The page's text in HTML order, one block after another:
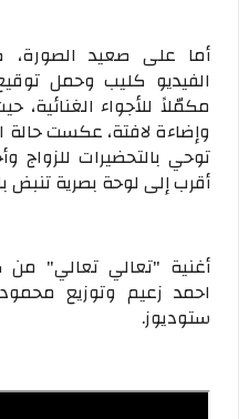
أما على صعيد الصورة،
الفيديو كليب وحمل
مكمّلاً للأجواء
وإضاءة لافتة، عكست
توحي بالتحضيرات للزواج
أقرب إلى لوحة بصرية تنبض
أغنية "تعالي تعالي"
احمد زعيم وتوزيع
ستوديوز.